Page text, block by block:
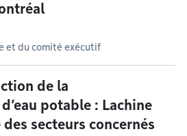
et du comité exécutif
de la
potable : Lachine
secteurs concernés